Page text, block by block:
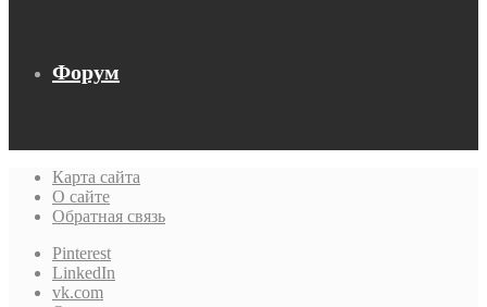
Форум
Карта сайта
О сайте
Обратная связь
Pinterest
LinkedIn
vk.com